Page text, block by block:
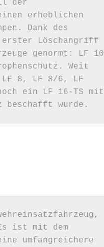
der
erheblichen
Dank des
erster Löschangriff
genormt: LF 10
Weit
8, LF 8/6, LF
ein LF 16-TS mit
ist mit dem
umfangreichere